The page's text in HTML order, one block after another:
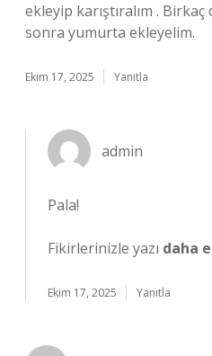
ekleyip karıştıralım .
sonra yumurta ekleyelim.
Ekim 17, 2025 Yanıtla
admin
Pala!
Fikirlerinizle yazı daha
Ekim 17, 2025 Yanıtla